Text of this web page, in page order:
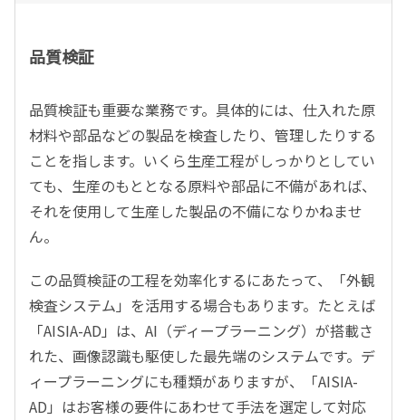
品質検証
品質検証も重要な業務です。具体的には、仕入れた原
材料や部品などの製品を検査したり、管理したりする
ことを指します。いくら生産工程がしっかりとしてい
ても、生産のもととなる原料や部品に不備があれば、
それを使用して生産した製品の不備になりかねませ
ん。
この品質検証の工程を効率化するにあたって、「外観
検査システム」を活用する場合もあります。たとえば
「AISIA-AD」は、AI（ディープラーニング）が搭載さ
れた、画像認識も駆使した最先端のシステムです。デ
ィープラーニングにも種類がありますが、「AISIA-
AD」はお客様の要件にあわせて手法を選定して対応